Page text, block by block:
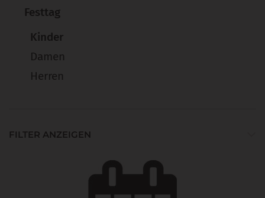
Festtag
Kinder
Damen
Herren
FILTER ANZEIGEN